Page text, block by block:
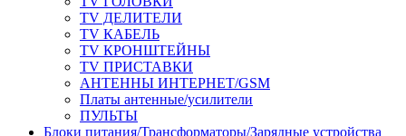
TV ДЕЛИТЕЛИ
TV КАБЕЛЬ
TV КРОНШТЕЙНЫ
TV ПРИСТАВКИ
АНТЕННЫ ИНТЕРНЕТ/GSM
Платы антенные/усилители
ПУЛЬТЫ
Блоки питания/Трансформаторы/Зарядные устройства